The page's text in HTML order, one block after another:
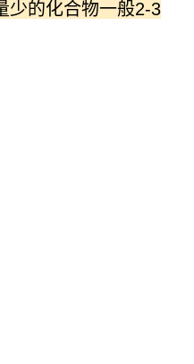
少的化合物一般2-3